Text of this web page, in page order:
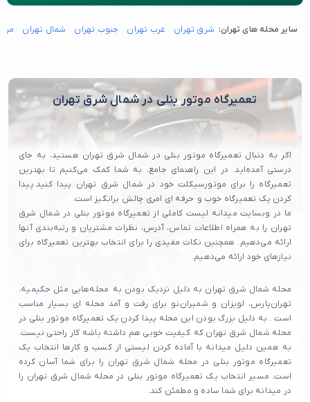
سایر محله های تهران: شرق تهران غرب تهران جنوب تهران شمال تهران
تعمیرگاه موتور بنلی در شمال شرق تهران
اگر به دنبال تعمیرگاه موتور بنلی در شمال شرق تهران هستید، به جای
درستی آمده‌اید. در این راهنمای جامع، به شما کمک می‌کنیم تا بهترین
تعمیرگاه را برای موتورسیکلت خود در شمال شرق تهران پیدا کنید.پیدا
کردن یک تعمیرگاه خوب و حرفه ای امری چالش برانگیز است.
ما در وبسایت میدانه لیست کاملی از تعمیرگاه‌ موتور بنلی در شمال شرق
تهران را به همراه اطلاعات تماس، آدرس، نظرات مشتریان و رتبه‌بندی آنها
ارائه می‌دهیم. همچنین نکات مفیدی را برای انتخاب بهترین تعمیرگاه برای
نیازهای خود ارائه می‌دهیم.
محله شمال شرق تهران به دلیل نزدیک بودن به محله‌هایی مثل حکیمیه،
تهران‌پارس، لویزان و شمیران‌نو برای رفت و آمد محله ای بسیار مناسب
است . به دلیل بزرگ بودن این محله پیدا کردن یک تعمیرگاه موتور بنلی در
محله شمال شرق تهران که کیفیت خوبی هم داشته باشه کار راحتی نیست.
به همین دلیل میدانه با آماده کردن لیستی از کسب و کارها انتخاب یک
تعمیرگاه موتور بنلی در محله شمال شرق تهران را برای شما آسان کرده
است. مسیر انتخاب یک تعمیرگاه موتور بنلی در محله شمال شرق تهران را
در میدانه برای شما ساده و مطمئن کند.